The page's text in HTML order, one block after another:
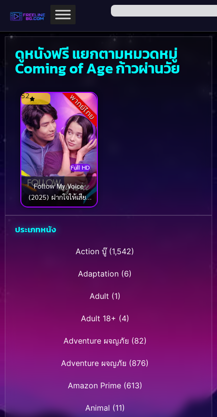
ดูหนังฟรี แยกตามหมวดหมู่
Coming of Age ก้าวผ่านวัย
พากย์ไทย
Full HD
5.2
Follow My Voice
(2025) ฝากใจให้เสียง
นำทาง
ประเภทหนัง
Action บู๊(1,542)
Adaptation (6)
Adult (1)
Adult 18+ (4)
Adventure ผจญภัย (82)
Adventure ผจญภัย (876)
Amazon Prime(613)
Animal (11)